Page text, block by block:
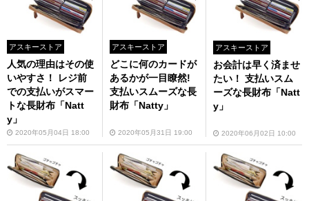
アスキーストア
人気の理由はその使
いやすさ！ レジ前
での支払いがスマー
トな長財布「Natt
y」
2020年05月04日 18:00
アスキーストア
どこに何のカードが
あるかが一目瞭然!
支払いスムーズな長
財布「Natty」
2020年05月31日 19:00
アスキーストア
お会計は早く済ませ
たい！ 支払いスム
ーズな長財布「Natt
y」
2020年06月02日 10:00